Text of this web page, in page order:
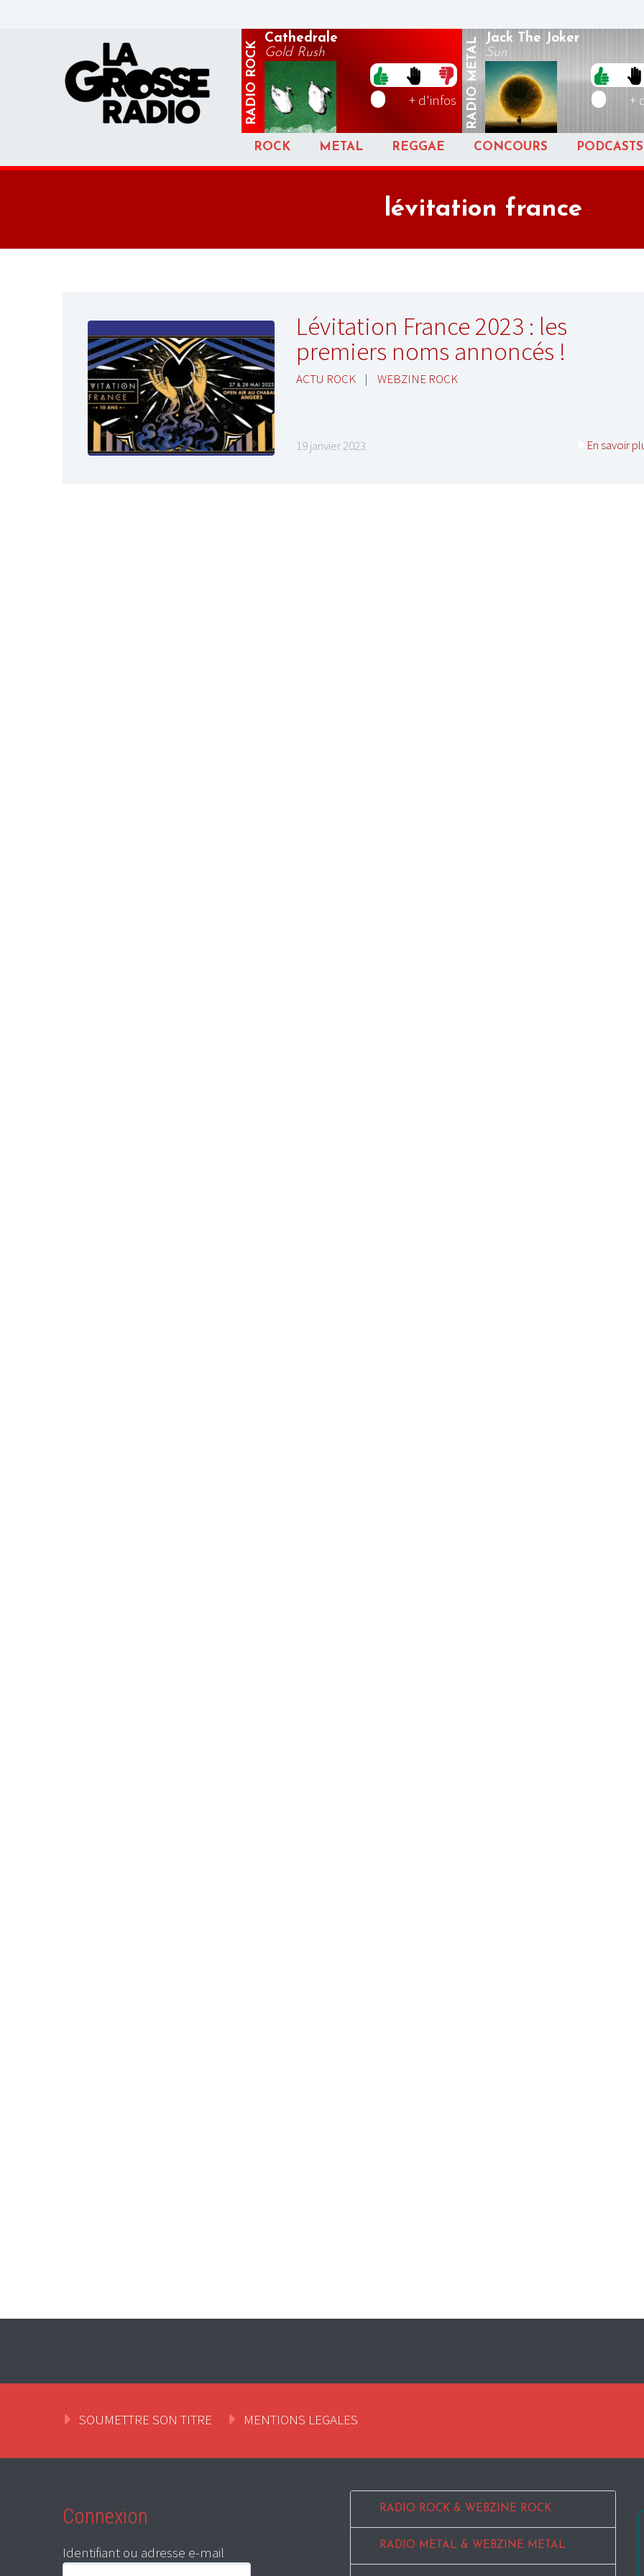
RADIO
ROCK
Cathedrale
Gold Rush
+ d'infos RADIO
METAL Jack The Joker
Sun
+
ROCK METAL REGGAE CONCOURS PODCASTS
lévitation france
Lévitation France 2023 : les
premiers noms annoncés !
ACTU ROCK | WEBZINE ROCK
19 janvier 2023 En savoir
SOUMETTRE SON TITRE MENTIONS LEGALES
Connexion
Identifiant ou adresse e-mail
RADIO ROCK & WEBZINE ROCK
RADIO METAL & WEBZINE METAL